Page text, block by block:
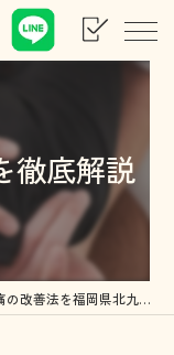
徹底解説
善法を福岡県北九州市の女性向けに徹底解説